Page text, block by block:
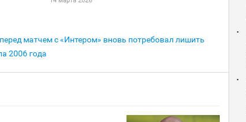
матчем с «Интером» вновь потребовал лишить
2006 года